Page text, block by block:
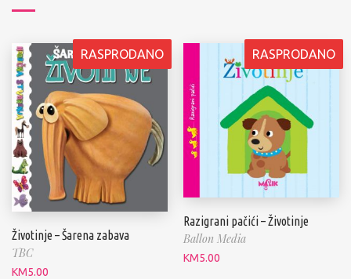
RASPRODANO
Životinje – Šarena zabava
TBC
KM5.00
RASPRODANO
Razigrani pačići – Životinje
Ballon Media
KM5.00